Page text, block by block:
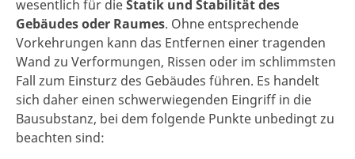
wesentlich für dieStatik und Stabilität des
Gebäudes oder Raumes. Ohne entsprechende
Vorkehrungen kann das Entfernen einer tragenden
Wand zu Verformungen, Rissen oder im schlimmsten
Fall zum Einsturz des Gebäudes führen. Es handelt
sich daher einen schwerwiegenden Eingriff in die
Bausubstanz, bei dem folgende Punkte unbedingt zu
beachten sind: